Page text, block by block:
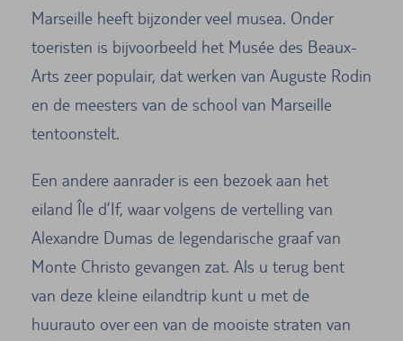
Marseille heeft bijzonder veel musea. Onder
toeristen is bijvoorbeeld het Musée des Beaux-
Arts zeer populair, dat werken van Auguste Rodin
en de meesters van de school van Marseille
tentoonstelt.
Een andere aanrader is een bezoek aan het
eiland Île d’If, waar volgens de vertelling van
Alexandre Dumas de legendarische graaf van
Monte Christo gevangen zat. Als u terug bent
van deze kleine eilandtrip kunt u met de
huurauto over een van de mooiste straten van